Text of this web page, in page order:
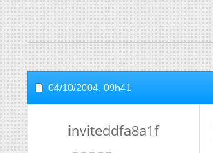
04/10/2004, 09h41
inviteddfa8a1f